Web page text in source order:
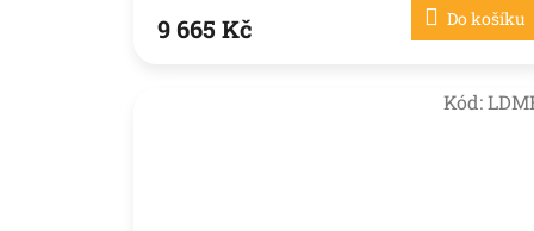
9 665 Kč Do košíku
Kód: